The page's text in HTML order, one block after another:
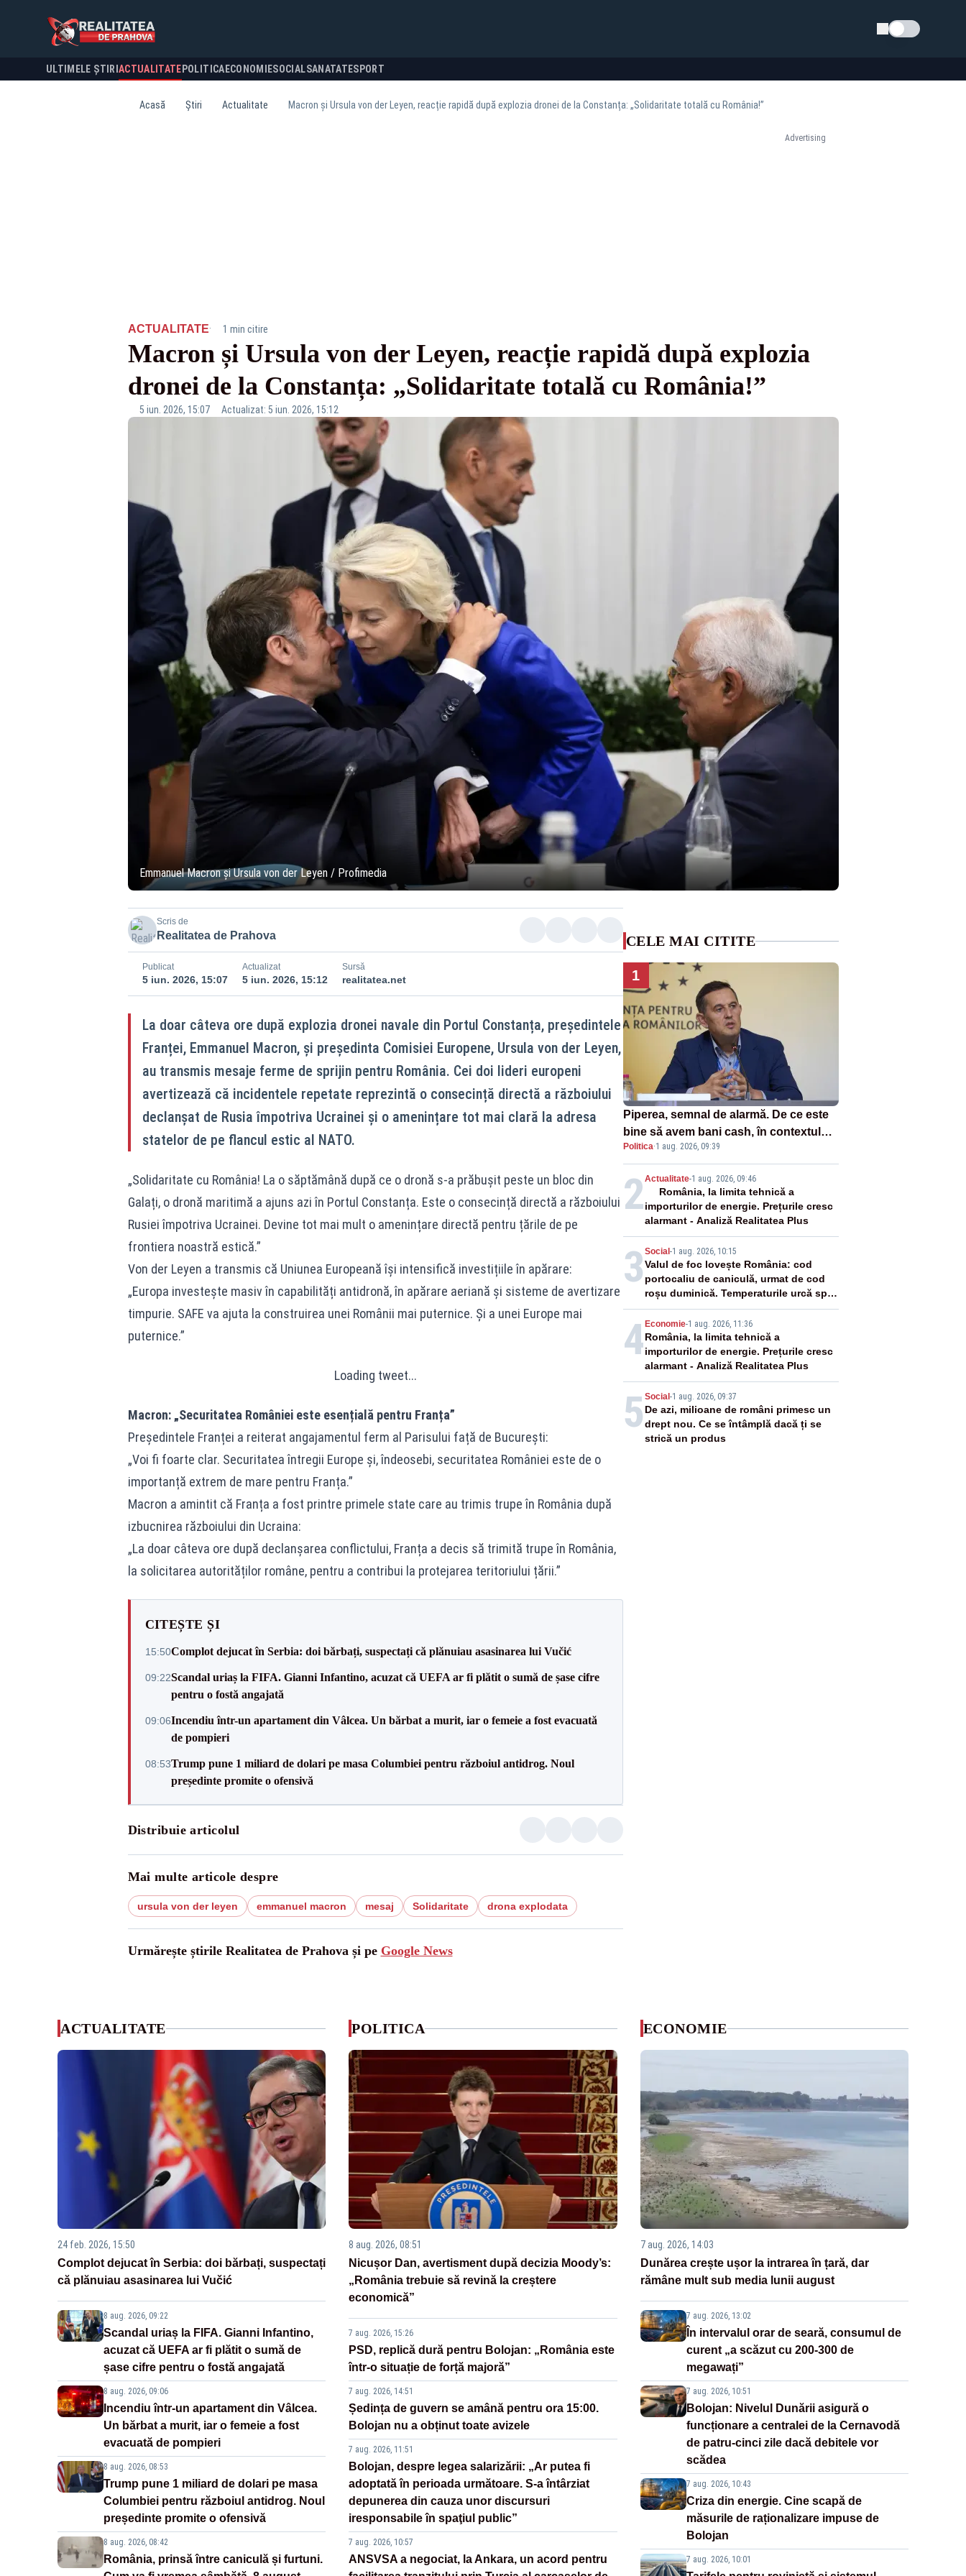
Schimba tema
ULTIMELE ȘTIRI ACTUALITATE POLITICA ECONOMIESOCIALSANATATESPORT
Acasă Știri Actualitate Macron și Ursula von der Leyen, reacție rapidă după explozia dronei de la Constanța: „Solidaritate totală cu România!”
Advertising
ACTUALITATE· 1 min citire
Macron și Ursula von der Leyen, reacție rapidă după explozia
dronei de la Constanța: „Solidaritate totală cu România!”
5 iun. 2026, 15:07 Actualizat: 5 iun. 2026, 15:12
Emmanuel Macron și Ursula von der Leyen / Profimedia
Scris de
Realitatea de Prahova
Publicat
5 iun. 2026, 15:07
Actualizat
5 iun. 2026, 15:12
Sursă
realitatea.net
La doar câteva ore după explozia dronei navale din Portul Constanța, președintele
Franței, Emmanuel Macron, și președinta Comisiei Europene, Ursula von der Leyen,
au transmis mesaje ferme de sprijin pentru România. Cei doi lideri europeni
avertizează că incidentele repetate reprezintă o consecință directă a războiului
declanșat de Rusia împotriva Ucrainei și o amenințare tot mai clară la adresa
statelor de pe flancul estic al NATO.
„Solidaritate cu România! La o săptămână după ce o dronă s-a prăbușit peste un bloc din
Galați, o dronă maritimă a ajuns azi în Portul Constanța. Este o consecință directă a războiului
Rusiei împotriva Ucrainei. Devine tot mai mult o amenințare directă pentru țările de pe
frontiera noastră estică.”
Von der Leyen a transmis că Uniunea Europeană își intensifică investițiile în apărare:
„Europa investește masiv în capabilități antidronă, în apărare aeriană și sisteme de avertizare
timpurie. SAFE va ajuta la construirea unei Românii mai puternice. Și a unei Europe mai
puternice.”
Loading tweet...
Macron: „Securitatea României este esențială pentru Franța”
Președintele Franței a reiterat angajamentul ferm al Parisului față de București:
„Voi fi foarte clar. Securitatea întregii Europe și, îndeosebi, securitatea României este de o
importanță extrem de mare pentru Franța.”
Macron a amintit că Franța a fost printre primele state care au trimis trupe în România după
izbucnirea războiului din Ucraina:
„La doar câteva ore după declanșarea conflictului, Franța a decis să trimită trupe în România,
la solicitarea autorităților române, pentru a contribui la protejarea teritoriului țării.”
CITEȘTE ȘI
15:50Complot dejucat în Serbia: doi bărbați, suspectați că plănuiau asasinarea lui Vučić
09:22Scandal uriaș la FIFA. Gianni Infantino, acuzat că UEFA ar fi plătit o sumă de șase cifre
pentru o fostă angajată
09:06Incendiu într-un apartament din Vâlcea. Un bărbat a murit, iar o femeie a fost evacuată
de pompieri
08:53Trump pune 1 miliard de dolari pe masa Columbiei pentru războiul antidrog. Noul
președinte promite o ofensivă
Distribuie articolul
Mai multe articole despre
ursula von der leyen emmanuel macron mesaj Solidaritate drona explodata
Urmărește știrile Realitatea de Prahova și pe Google News
CELE MAI CITITE
1
Piperea, semnal de alarmă. De ce este
bine să avem bani cash, în contextul
alertei energetice?
Politica·1 aug. 2026, 09:39
2Actualitate-1 aug. 2026, 09:46
România, la limita tehnică a
importurilor de energie. Prețurile cresc
alarmant - Analiză Realitatea Plus
3 Social -1 aug. 2026, 10:15
Valul de foc lovește România: cod
portocaliu de caniculă, urmat de cod
roșu duminică. Temperaturile urcă spre
40°C
4 Economie-1 aug. 2026, 11:36
România, la limita tehnică a
importurilor de energie. Prețurile cresc
alarmant - Analiză Realitatea Plus
5 Social -1 aug. 2026, 09:37
De azi, milioane de români primesc un
drept nou. Ce se întâmplă dacă ți se
strică un produs
ACTUALITATE
24 feb. 2026, 15:50
Complot dejucat în Serbia: doi bărbați, suspectați
că plănuiau asasinarea lui Vučić
8 aug. 2026, 09:22
Scandal uriaș la FIFA. Gianni Infantino,
acuzat că UEFA ar fi plătit o sumă de
șase cifre pentru o fostă angajată
8 aug. 2026, 09:06
Incendiu într-un apartament din Vâlcea.
Un bărbat a murit, iar o femeie a fost
evacuată de pompieri
8 aug. 2026, 08:53
Trump pune 1 miliard de dolari pe masa
Columbiei pentru războiul antidrog. Noul
președinte promite o ofensivă
8 aug. 2026, 08:42
România, prinsă între caniculă și furtuni.
POLITICA
8 aug. 2026, 08:51
Nicușor Dan, avertisment după decizia Moody’s:
„România trebuie să revină la creștere
economică”
7 aug. 2026, 15:26
PSD, replică dură pentru Bolojan: „România este
într-o situație de forță majoră”
7 aug. 2026, 14:51
Ședința de guvern se amână pentru ora 15:00.
Bolojan nu a obținut toate avizele
7 aug. 2026, 11:51
Bolojan, despre legea salarizării: „Ar putea fi
adoptată în perioada următoare. S-a întârziat
depunerea din cauza unor discursuri
iresponsabile în spaţiul public”
7 aug. 2026, 10:57
ANSVSA a negociat, la Ankara, un acord pentru
ECONOMIE
7 aug. 2026, 14:03
Dunărea crește ușor la intrarea în țară, dar
rămâne mult sub media lunii august
7 aug. 2026, 13:02
În intervalul orar de seară, consumul de
curent „a scăzut cu 200-300 de
megawați”
7 aug. 2026, 10:51
Bolojan: Nivelul Dunării asigură o
funcționare a centralei de la Cernavodă
de patru-cinci zile dacă debitele vor
scădea
7 aug. 2026, 10:43
Criza din energie. Cine scapă de
măsurile de raționalizare impuse de
Bolojan
7 aug. 2026, 10:01